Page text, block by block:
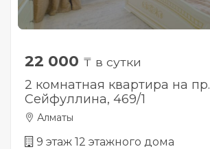
22 000 ₸ в сутки
2 комнатная квартира на пр.
Сейфуллина, 469/1
Алматы
9 этаж 12 этажного дома